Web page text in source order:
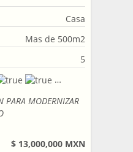
Casa
Mas de 500m2
5
PARA MODERNIZAR
$ 13,000,000 MXN